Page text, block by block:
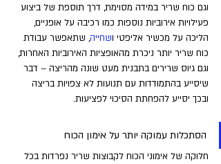
וגם כוח שריר במידה מסוימת, דרך תוספת של ביצוע
פעילויות אירוביות נוספות כמו רכיבה על אופניים,
הליכה על מכשיר אליפטי ושחייה, שתאפשר עבודת
כוח שריר יותר ניכרת מהאופציות האירוביות האחרות,
וגם גיוס שרירים בתבנית מעט שונה מהריצה – דבר
שיסייע בהתמודדות עם תנועות לא צפויות בריצה
ובכך יסייע להפחתת הסיכוי לפציעות.
הסתכלות עמוקה יותר על אימון הכוח
חלוקה של אימוני הכוח לקבוצות שריר נפרדות בכל